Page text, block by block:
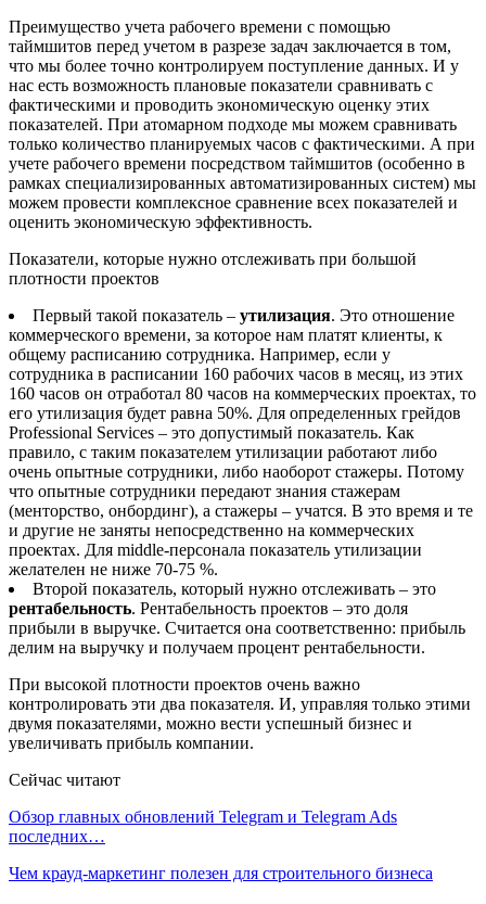
Преимущество учета рабочего времени с помощью
таймшитов перед учетом в разрезе задач заключается в том,
что мы более точно контролируем поступление данных. И у
нас есть возможность плановые показатели сравнивать с
фактическими и проводить экономическую оценку этих
показателей. При атомарном подходе мы можем сравнивать
только количество планируемых часов с фактическими. А при
учете рабочего времени посредством таймшитов (особенно в
рамках специализированных автоматизированных систем) мы
можем провести комплексное сравнение всех показателей и
оценить экономическую эффективность.
Показатели, которые нужно отслеживать при большой
плотности проектов
Первый такой показатель – утилизация. Это отношение
коммерческого времени, за которое нам платят клиенты, к
общему расписанию сотрудника. Например, если у
сотрудника в расписании 160 рабочих часов в месяц, из этих
160 часов он отработал 80 часов на коммерческих проектах, то
его утилизация будет равна 50%. Для определенных грейдов
Professional Services – это допустимый показатель. Как
правило, с таким показателем утилизации работают либо
очень опытные сотрудники, либо наоборот стажеры. Потому
что опытные сотрудники передают знания стажерам
(менторство, онбординг), а стажеры – учатся. В это время и те
и другие не заняты непосредственно на коммерческих
проектах. Для middle-персонала показатель утилизации
желателен не ниже 70-75 %.
Второй показатель, который нужно отслеживать – это
рентабельность. Рентабельность проектов – это доля
прибыли в выручке. Считается она соответственно: прибыль
делим на выручку и получаем процент рентабельности.
При высокой плотности проектов очень важно
контролировать эти два показателя. И, управляя только этими
двумя показателями, можно вести успешный бизнес и
увеличивать прибыль компании.
Сейчас читают
Обзор главных обновлений Telegram и Telegram Ads
последних…
Чем крауд-маркетинг полезен для строительного бизнеса